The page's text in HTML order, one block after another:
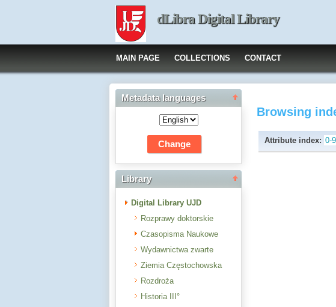
dLibra Digital Library
MAIN PAGE COLLECTIONS CONTACT
Metadata languages
Library
Digital Library UJD
Rozprawy doktorskie
Czasopisma Naukowe
Wydawnictwa zwarte
Ziemia Częstochowska
Rozdroża
Historia III°
Browsing
Attribute index: 0-9